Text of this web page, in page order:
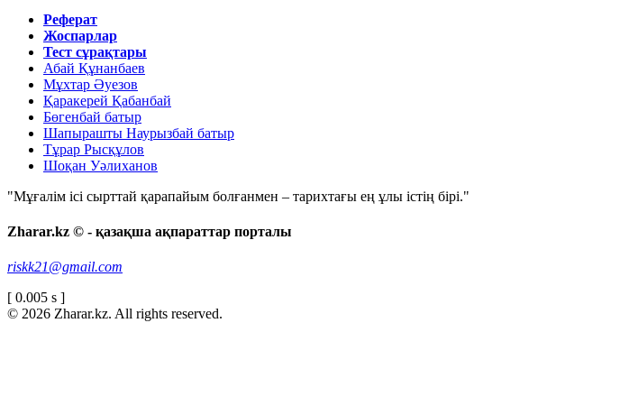
Реферат
Жоспарлар
Тест сұрақтары
Абай Құнанбаев
Мұхтар Әуезов
Қаракерей Қабанбай
Бөгенбай батыр
Шапырашты Наурызбай батыр
Тұрар Рысқұлов
Шоқан Уәлиханов
"Мұғалім ісі сырттай қарапайым болғанмен – тарихтағы ең ұлы істің бірі."
Zharar.kz © - қазақша ақпараттар порталы
riskk21@gmail.com
[ 0.005 s ]
© 2026 Zharar.kz. All rights reserved.